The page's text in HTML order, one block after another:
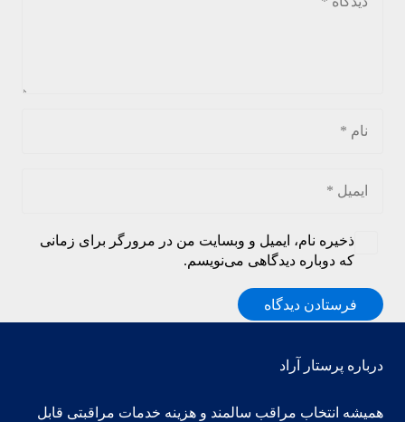
ذخیره نام، ایمیل و وبسایت من در مرورگر برای زمانی
که دوباره دیدگاهی می‌نویسم.
فرستادن دیدگاه
درباره پرستار آراد
همیشه انتخاب مراقب سالمند و هزینه خدمات مراقبتی قابل